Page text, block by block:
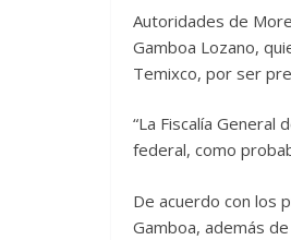
Autoridades de
Gamboa Lozano,
Temixco, por ser
“La Fiscalía General
federal, como
De acuerdo con los
Gamboa, además